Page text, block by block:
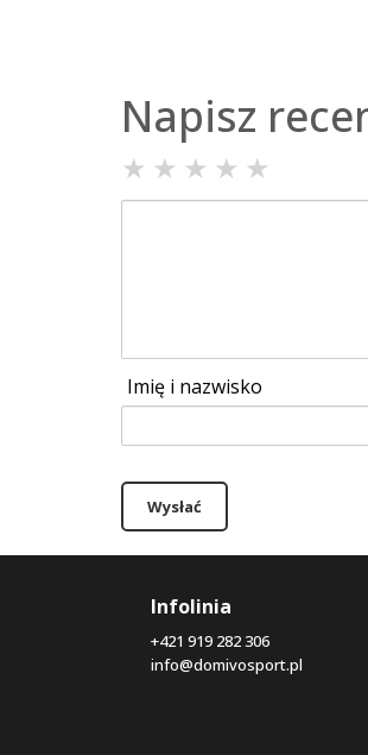
Napisz
★ ★ ★ ★ ★
Imię i nazwisko
Wysłać
Infolinia
+421 919 282 306
info@domivosport.pl